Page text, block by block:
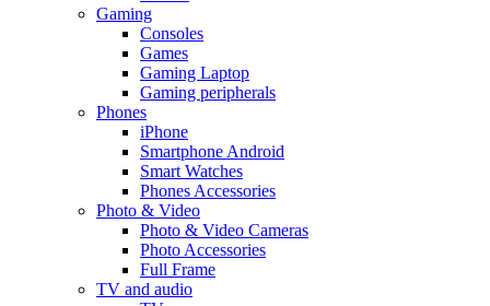
Gaming
Consoles
Games
Gaming Laptop
Gaming peripherals
Phones
iPhone
Smartphone Android
Smart Watches
Phones Accessories
Photo & Video
Photo & Video Cameras
Photo Accessories
Full Frame
TV and audio